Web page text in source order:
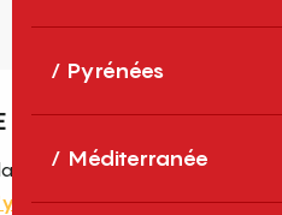
Pyrénées
Méditerranée
Plage, Torreilles
rendre